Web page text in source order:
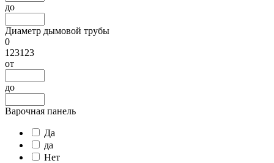
до
Диаметр дымовой трубы
0
123123
от
до
Варочная панель
Да
да
Нет